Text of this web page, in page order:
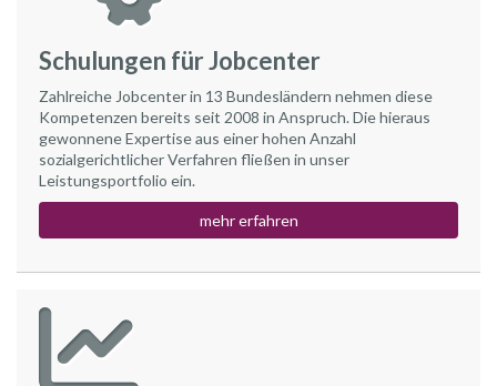
Schulungen für Jobcenter
Zahlreiche Jobcenter in 13 Bundesländern nehmen diese
Kompetenzen bereits seit 2008 in Anspruch. Die hieraus
gewonnene Expertise aus einer hohen Anzahl
sozialgerichtlicher Verfahren fließen in unser
Leistungsportfolio ein.
mehr erfahren